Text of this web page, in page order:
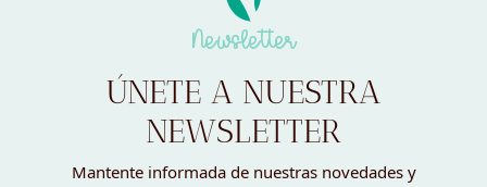
Newsletter
ÚNETE A NUESTRA
NEWSLETTER
Mantente informada de nuestras novedades y